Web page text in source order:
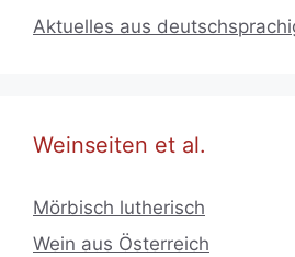
Aktuelles aus
Weinseiten et al.
Mörbisch lutherisch
Wein aus Österreich